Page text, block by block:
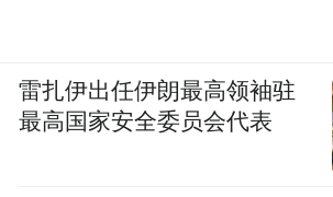
雷扎伊出任伊朗最高领袖驻
最高国家安全委员会代表